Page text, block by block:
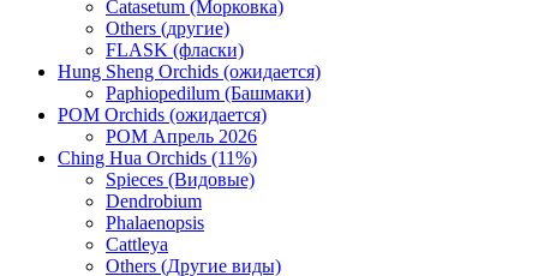
Catasetum (Морковка)
Others (другие)
FLASK (фласки)
Hung Sheng Orchids (ожидается)
Paphiopedilum (Башмаки)
POM Orchids (ожидается)
POM Апрель 2026
Ching Hua Orchids (11%)
Spieces (Видовые)
Dendrobium
Phalaenopsis
Cattleya
Others (Другие виды)